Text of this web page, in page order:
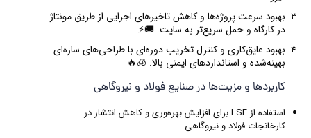
بهبود سرعت پروژه‌ها و کاهش تاخیرهای اجرایی از طریق مونتاژ
در کارگاه و حمل سریع‌تر به سایت. 🚚⚡
بهبود عایق‌کاری و کنترل تخریب دوره‌ای با طراحی‌های سازه‌ای
بهینه‌شده و استانداردهای ایمنی بالا. 🧊🔥
کاربردها و مزیت‌ها در صنایع فولاد و نیروگاهی
استفاده از LSF برای افزایش بهره‌وری و کاهش انتشار در
کارخانجات فولاد و نیروگاهی.